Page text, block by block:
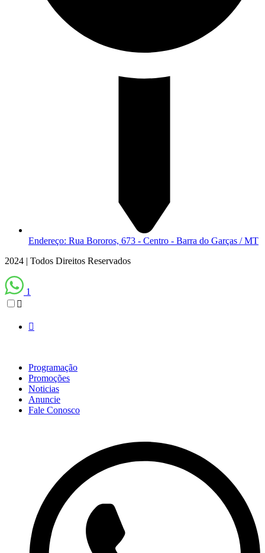
Endereço: Rua Bororos, 673 - Centro - Barra do Garças / MT
2024 | Todos Direitos Reservados
1
Programação
Promoções
Noticias
Anuncie
Fale Conosco